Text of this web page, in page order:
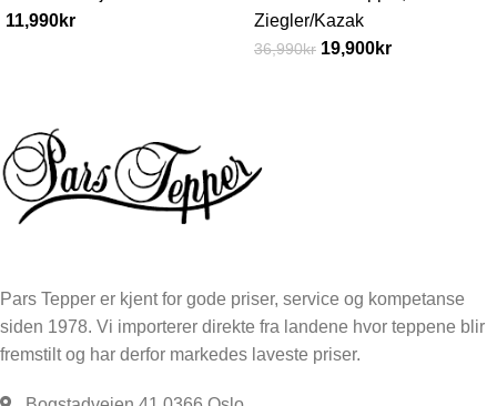
11,990kr
Ziegler/Kazak
36,990kr 19,900kr
Pars Tepper er kjent for gode priser, service og kompetanse
siden 1978. Vi importerer direkte fra landene hvor teppene blir
fremstilt og har derfor markedes laveste priser.